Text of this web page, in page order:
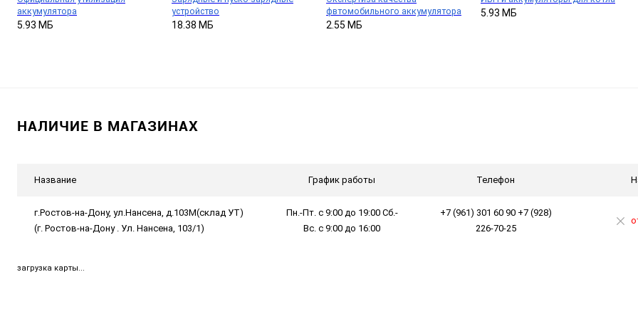
аккумулятора
5.93 МБ
устройство
18.38 МБ
фвтомобильного аккумулятора
2.55 МБ
5.93 МБ
НАЛИЧИЕ В МАГАЗИНАХ
Название График работы Телефон
г.Ростов-на-Дону, ул.Нансена, д.103М(склад УТ)
(г. Ростов-на-Дону . Ул. Нансена, 103/1)
Пн.-Пт. с 9:00 до 19:00 Сб.-
Вс. с 9:00 до 16:00
+7 (961) 301 60 90 +7 (928)
226-70-25
загрузка карты...